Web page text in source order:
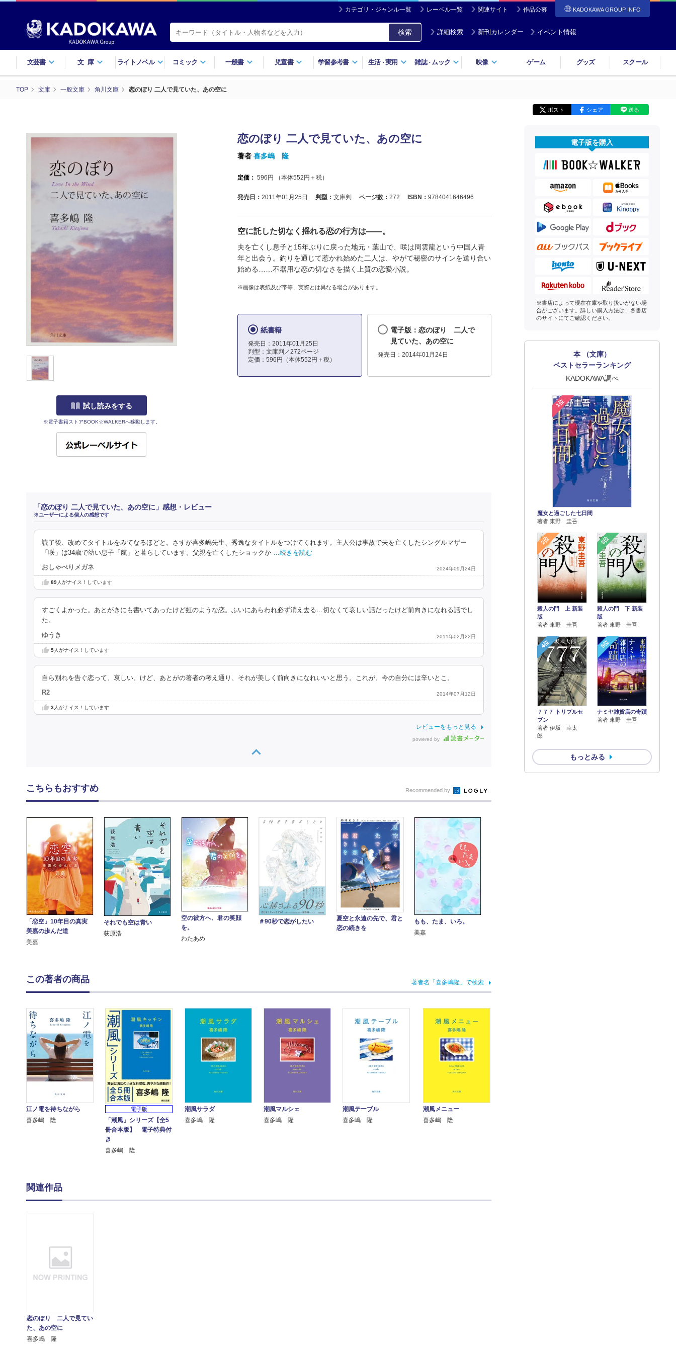
カテゴリ・ジャンル一覧 レーベル一覧 関連サイト 作品公募 KADOKAWA GROUP INFO
検索 詳細検索 新刊カレンダー イベント情報
文芸書 文庫 ライトノベル コミック 一般書 児童書 学習参考書 生活・実用 雑誌・ ムック 映像 ゲーム グッズ スクール
TOP 文庫 一般文庫 角川文庫 恋のぼり 二人で見ていた、あの空に
ポスト シェア 送る
試し読みをする
※電子書籍ストアBOOK☆WALKERへ移動します。
恋のぼり 二人で見ていた、あの空に
著者 喜多嶋 隆
定価： 596 円 （本体552 円＋税）
発売日： 2011年01月25日 判型： 文庫判 ページ数： 272 ISBN： 9784041646496
空に託した切なく揺れる恋の行方は――。
夫を亡くし息子と15年ぶりに戻った地元・葉山で、咲は周雲龍という中国人青
年と出会う。釣りを通じて惹かれ始めた二人は、やがて秘密のサインを送り合い
始める……不器用な恋の切なさを描く上質の恋愛小説。
※画像は表紙及び帯等、実際とは異なる場合があります。
紙書籍
発売日：2011年01月25日
判型：文庫判／272ページ
定価：596円（本体552円＋税）
電子版：恋のぼり 二人で
見ていた、あの空に
発売日：2014年01月24日
「恋のぼり 二人で見ていた、あの空に」感想・レビュー
※ユーザーによる個人の感想です
読了後、改めてタイトルをみてなるほどと。さすが喜多嶋先生、秀逸なタイトルをつけてくれます。主人公は事故で夫を亡くしたシングルマザー
「咲」は34歳で幼い息子「航」と暮らしています。父親を亡くしたショックか
…続きを読む
おしゃべりメガネ 2024年09月24日
89人がナイス！しています
すごくよかった。あとがきにも書いてあったけど虹のような恋。ふいにあらわれ必ず消え去る…切なくて哀しい話だったけど前向きになれる話でし
た。
ゆうき 2011年02月22日
5人がナイス！しています
自ら別れを告ぐ恋って、哀しい。けど、あとがの著者の考え通り、それが美しく前向きになれいいと思う。これが、今の自分には辛いとこ。
R2 2014年07月12日
3人がナイス！しています
レビューをもっと見る
powered by
電子版を購入
※書店によって現在在庫や取り扱いがない場
合がございます。詳しい購入方法は、各書店
のサイトにてご確認ください。
本 （文庫）
ベストセラーランキング
KADOKAWA調べ
1位
魔女と過ごした七日間
著者 東野 圭吾
2位
殺人の門 上 新装
版
著者 東野 圭吾
3位
殺人の門 下 新装
版
著者 東野 圭吾
4位
７７７ トリプルセ
ブン
著者 伊坂 幸太
郎
5位
ナミヤ雑貨店の奇蹟
著者 東野 圭吾
もっとみる
こちらもおすすめ Recommended by
「恋空」10年目の真実
美嘉の歩んだ道
美嘉
それでも空は青い
荻原浩
空の彼方へ、君の笑顔
を。
わたあめ
＃90秒で恋がしたい
夏空と永遠の先で、君と
恋の続きを
もも、たま、いろ。
美嘉
この著者の商品 著者名「喜多嶋隆」で検索
江ノ電を待ちながら
喜多嶋 隆
電子版
「潮風」シリーズ【全5
冊合本版】 電子特典付
き
喜多嶋 隆
潮風サラダ
喜多嶋 隆
潮風マルシェ
喜多嶋 隆
潮風テーブル
喜多嶋 隆
潮風メニュー
喜多嶋 隆
関連作品
恋のぼり 二人で見てい
た、あの空に
喜多嶋 隆